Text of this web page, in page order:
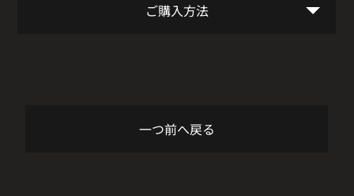
ご購入方法
一つ前へ戻る